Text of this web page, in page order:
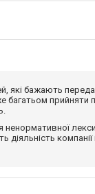
які бажають
багатьом прийняти
ненормативної